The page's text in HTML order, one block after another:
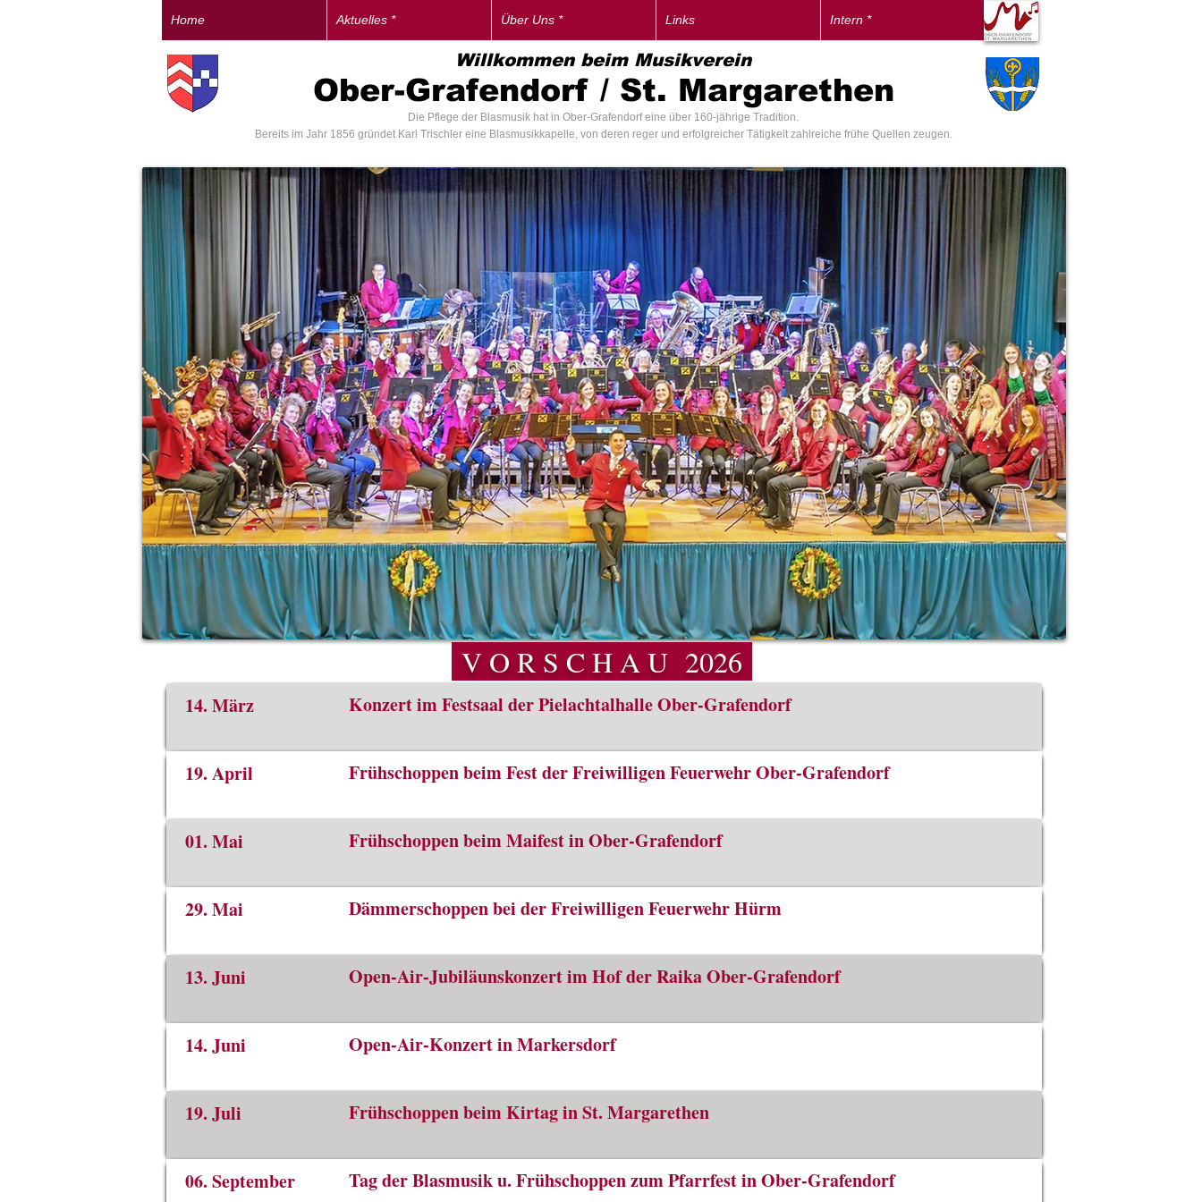
Home Aktuelles * Über Uns * Links Intern *
Willkommen beim Musikverein
Ober-Grafendorf / St. Margarethen
Die Pflege der Blasmusik hat in Ober-Grafendorf eine über 160-jährige Tradition.
Bereits im Jahr 1856 gründet Karl Trischler eine Blasmusikkapelle, von deren reger und erfolgreicher Tätigkeit zahlreiche frühe Quellen zeugen.
V O R S C H A U 2026
14. März Konzert im Festsaal der Pielachtalhalle Ober-Grafendorf
19. April Frühschoppen beim Fest der Freiwilligen Feuerwehr Ober-Grafendorf
01. Mai Frühschoppen beim Maifest in Ober-Grafendorf
29. Mai Dämmerschoppen bei der Freiwilligen Feuerwehr Hürm
13. Juni Open-Air-Jubiläunskonzert im Hof der Raika Ober-Grafendorf
14. Juni Open-Air-Konzert in Markersdorf
19. Juli Frühschoppen beim Kirtag in St. Margarethen
06. September Tag der Blasmusik u. Frühschoppen zum Pfarrfest in Ober-Grafendorf